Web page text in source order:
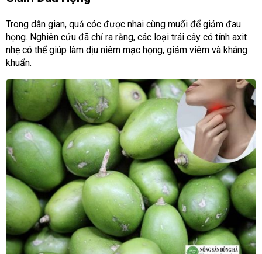
Trong dân gian, quả cóc được nhai cùng muối để giảm đau
họng. Nghiên cứu đã chỉ ra rằng, các loại trái cây có tính axit
nhẹ có thể giúp làm dịu niêm mạc họng, giảm viêm và kháng
khuẩn.